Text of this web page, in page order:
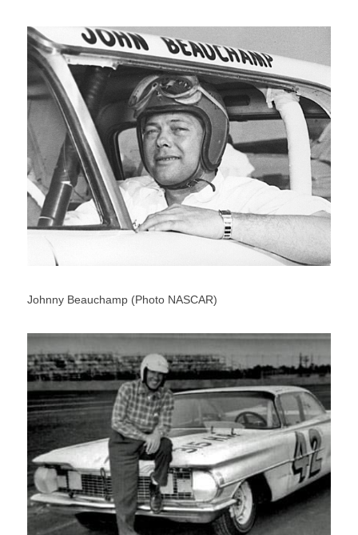
Johnny Beauchamp (Photo NASCAR)